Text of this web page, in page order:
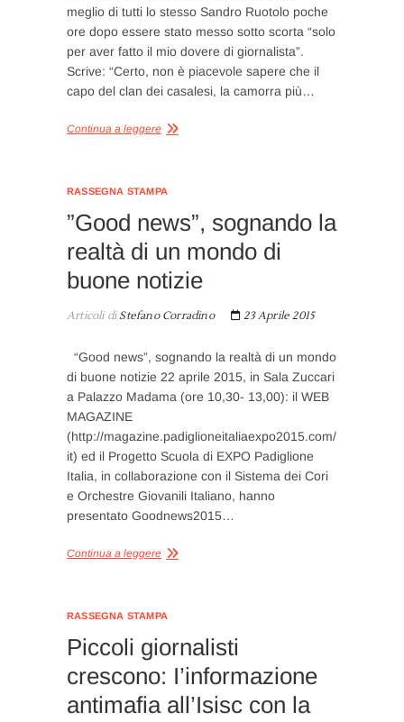
meglio di tutti lo stesso Sandro Ruotolo poche
ore dopo essere stato messo sotto scorta “solo
per aver fatto il mio dovere di giornalista”.
Scrive: “Certo, non è piacevole sapere che il
capo del clan dei casalesi, la camorra più…
Continua a leggere
RASSEGNA STAMPA
”Good news”, sognando la
realtà di un mondo di
buone notizie
Articoli diStefano Corradino 23 Aprile 2015
“Good news”, sognando la realtà di un mondo
di buone notizie 22 aprile 2015, in Sala Zuccari
a Palazzo Madama (ore 10,30- 13,00): il WEB
MAGAZINE
(http://magazine.padiglioneitaliaexpo2015.com/
it) ed il Progetto Scuola di EXPO Padiglione
Italia, in collaborazione con il Sistema dei Cori
e Orchestre Giovanili Italiano, hanno
presentato Goodnews2015…
Continua a leggere
RASSEGNA STAMPA
Piccoli giornalisti
crescono: I’informazione
antimafia all’Isisc con la